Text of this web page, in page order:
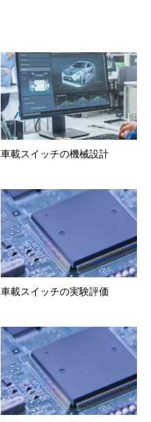
車載スイッチの機械設計
車載スイッチの実験評価